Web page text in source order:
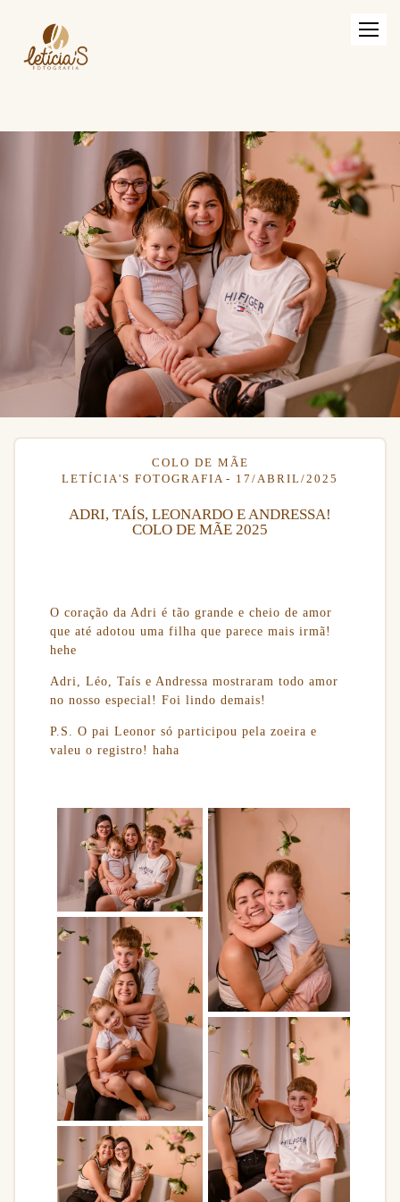
COLO DE MÃE
LETÍCIA'S FOTOGRAFIA
17/ABRIL/2025
ADRI, TAÍS, LEONARDO E ANDRESSA!
COLO DE MÃE 2025
O coração da Adri é tão grande e cheio de amor
que até adotou uma filha que parece mais irmã!
hehe
Adri, Léo, Taís e Andressa mostraram todo amor
no nosso especial! Foi lindo demais!
P.S. O pai Leonor só participou pela zoeira e
valeu o registro! haha